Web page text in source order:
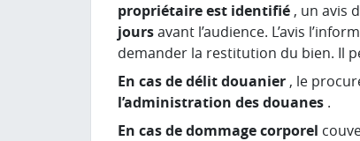
propriétaire est identifié , un avis
joursavant l’audience. L’avis
demander la restitution du bien. Il
En cas de délit douanier , le
l’administration des douanes .
En cas de dommage corporel